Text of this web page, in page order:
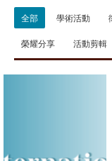
全部 學術活動
榮耀分享 活動剪輯